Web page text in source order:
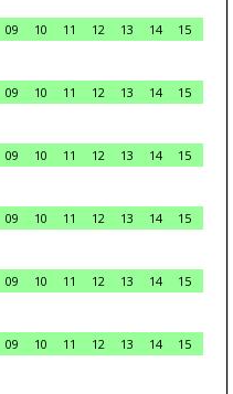
09 10 11 12 13 14
15
09 10 11 12 13 14
15
09 10 11 12 13 14
15
09 10 11 12 13 14
15
09 10 11 12 13 14
15
09 10 11 12 13 14
15